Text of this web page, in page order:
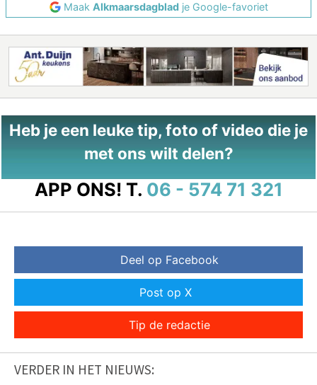
Maak Alkmaarsdagbladje Google-favoriet
Heb je een leuke tip, foto of video die je
met ons wilt delen?
APP ONS! T. 06 - 574 71 321
Deel op Facebook
Post op X
Tip de redactie
VERDER IN HET NIEUWS: